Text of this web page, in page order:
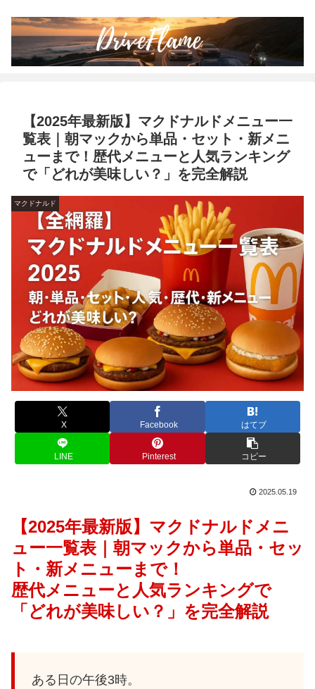
【2025年最新版】マクドナルドメニュー一
覧表｜朝マックから単品・セット・新メニ
ューまで！歴代メニューと人気ランキング
で「どれが美味しい？」を完全解説
マクドナルド
X Facebook はてブ
LINE Pinterest コピー
2025.05.19
【2025年最新版】マクドナルドメニ
ュー一覧表｜朝マックから単品・セッ
ト・新メニューまで！
歴代メニューと人気ランキングで
「どれが美味しい？」を完全解説
ある日の午後3時。